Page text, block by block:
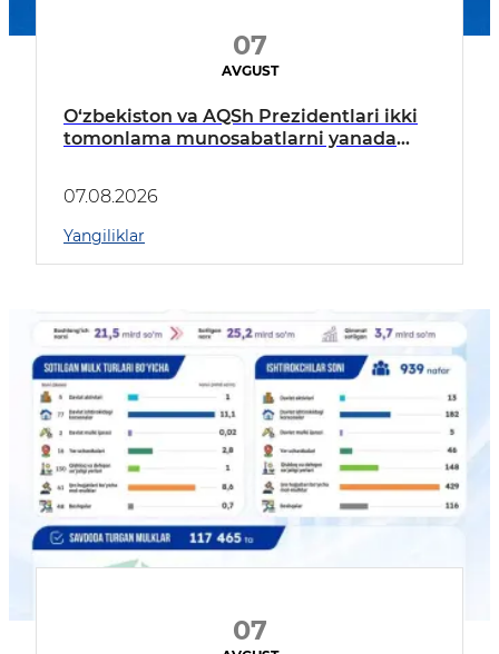
07
AVGUST
O‘zbekiston va AQSh Prezidentlari ikki
tomonlama munosabatlarni yanada
07.08.2026
Yangiliklar
07